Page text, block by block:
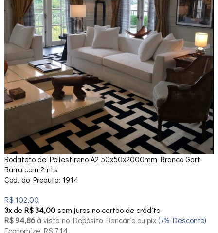
Rodateto de Poliestireno A2 50x50x2000mm Branco Gart-
Barra com 2mts
Cod. do Produto: 1914
R$ 102,00
3xdeR$ 34,00sem juros no cartão de crédito
R$ 94,86 à vista no Depósito Bancário ou pix(7% Desconto)
Economize R$ 7,14